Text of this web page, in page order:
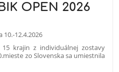
OPEN 2026
10.-12.4.2026
krajin z individuálnej zostavy
zo Slovenska sa umiestnila